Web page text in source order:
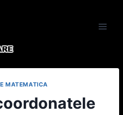
MATEMATICA